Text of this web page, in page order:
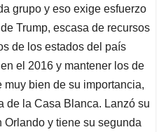
grupo y eso exige esfuerzo
Trump, escasa de recursos
de los estados del país
el 2016 y mantener los de
bien de su importancia,
de la Casa Blanca. Lanzó su
y tiene su segunda